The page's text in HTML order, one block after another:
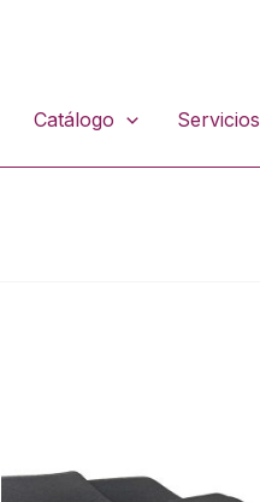
Catálogo Servicios